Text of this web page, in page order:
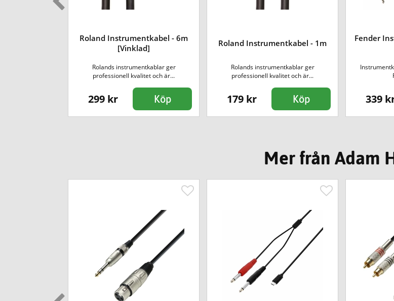
Roland Instrumentkabel - 6m
[Vinklad]
Rolands instrumentkablar ger
professionell kvalitet och är...
299 kr Köp
Roland Instrumentkabel - 1m
Rolands instrumentkablar ger
professionell kvalitet och är...
179 kr Köp
Fender
339
Mer från Adam